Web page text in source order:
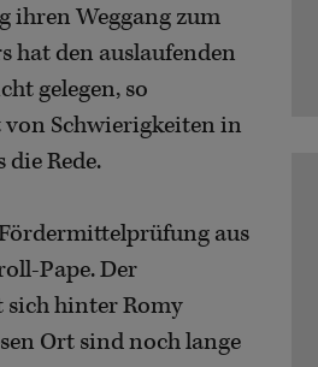
ihren Weggang zum
hat den auslaufenden
gelegen, so
Schwierigkeiten in
Rede.
aus
Pape. Der
sich hinter Romy
Ort sind noch lange